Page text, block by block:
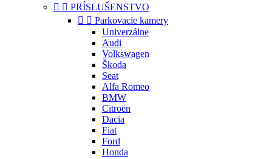
  PRÍSLUŠENSTVO
  Parkovacie kamery
Univerzálne
Audi
Volkswagen
Škoda
Seat
Alfa Romeo
BMW
Citroën
Dacia
Fiat
Ford
Honda